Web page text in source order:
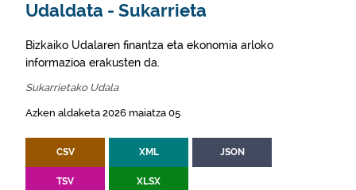
Udaldata - Sukarrieta
Bizkaiko Udalaren finantza eta ekonomia arloko
informazioa erakusten da.
Sukarrietako Udala
Azken aldaketa 2026 maiatza 05
CSV XML JSON
TSV XLSX